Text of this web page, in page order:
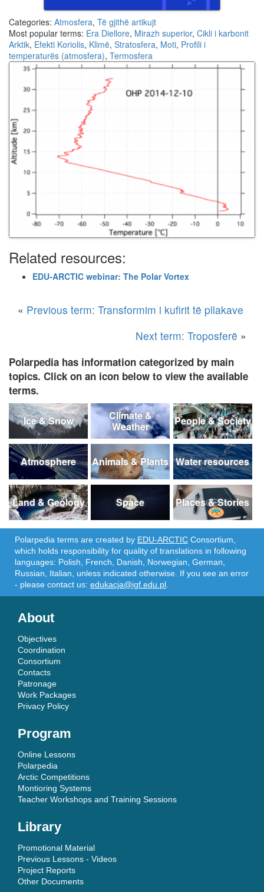
Categories: Atmosfera, Të gjithë artikujt
Most popular terms: Era Diellore, Mirazh superior, Cikli i karbonit
Arktik, Efekti Koriolis, Klimë, Stratosfera, Moti, Profili i
temperaturës (atmosfera), Termosfera
Related resources:
EDU-ARCTIC webinar: The Polar Vortex
« Previous term: Transformim i kufirit të pllakave
Next term: Troposferë »
Polarpedia has information categorized by main
topics. Click on an icon below to view the available
terms.
Ice & Snow
Climate &
Weather
People & Society
Atmosphere Animals & Plants Water resources
Land & Geology Space Places & Stories
Polarpedia terms are created by EDU-ARCTIC Consortium,
which holds responsibility for quality of translations in following
languages: Polish, French, Danish, Norwegian, German,
Russian, Italian, unless indicated otherwise. If you see an error
- please contact us: edukacja@igf.edu.pl
About
Objectives
Coordination
Consortium
Contacts
Patronage
Work Packages
Privacy Policy
Program
Online Lessons
Polarpedia
Arctic Competitions
Montioring Systems
Teacher Workshops and Training Sessions
Library
Promotional Material
Previous Lessons - Videos
Project Reports
Other Documents